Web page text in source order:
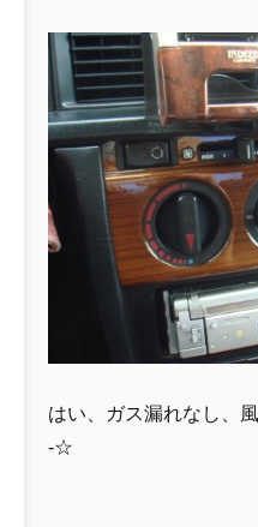
はい、ガス漏れなし、
-☆